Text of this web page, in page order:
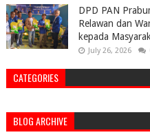
DPD PAN
Relawan dan
kepada
July 26, 2026
CATEGORIES
BLOG ARCHIVE